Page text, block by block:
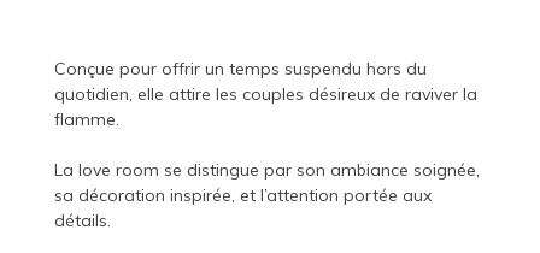
Conçue pour offrir un temps suspendu hors du
quotidien, elle attire les couples désireux de raviver la
flamme.
La love room se distingue par son ambiance soignée,
sa décoration inspirée, et l’attention portée aux
détails.